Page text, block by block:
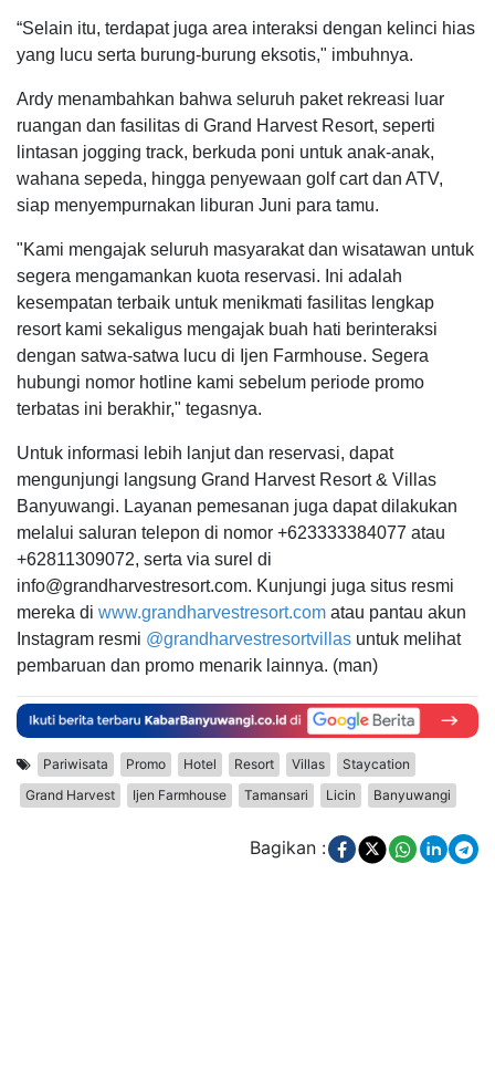
“Selain itu, terdapat juga area interaksi dengan kelinci hias
yang lucu serta burung-burung eksotis," imbuhnya.
Ardy menambahkan bahwa seluruh paket rekreasi luar
ruangan dan fasilitas di Grand Harvest Resort, seperti
lintasan jogging track, berkuda poni untuk anak-anak,
wahana sepeda, hingga penyewaan golf cart dan ATV,
siap menyempurnakan liburan Juni para tamu.
"Kami mengajak seluruh masyarakat dan wisatawan untuk
segera mengamankan kuota reservasi. Ini adalah
kesempatan terbaik untuk menikmati fasilitas lengkap
resort kami sekaligus mengajak buah hati berinteraksi
dengan satwa-satwa lucu di Ijen Farmhouse. Segera
hubungi nomor hotline kami sebelum periode promo
terbatas ini berakhir," tegasnya.
Untuk informasi lebih lanjut dan reservasi, dapat
mengunjungi langsung Grand Harvest Resort & Villas
Banyuwangi. Layanan pemesanan juga dapat dilakukan
melalui saluran telepon di nomor +623333384077 atau
+62811309072, serta via surel di
info@grandharvestresort.com. Kunjungi juga situs resmi
mereka di www.grandharvestresort.com atau pantau akun
Instagram resmi @grandharvestresortvillas untuk melihat
pembaruan dan promo menarik lainnya. (man)
Pariwisata Promo Hotel Resort Villas
Staycation
Grand Harvest
Ijen Farmhouse Tamansari Licin Banyuwangi
Bagikan :